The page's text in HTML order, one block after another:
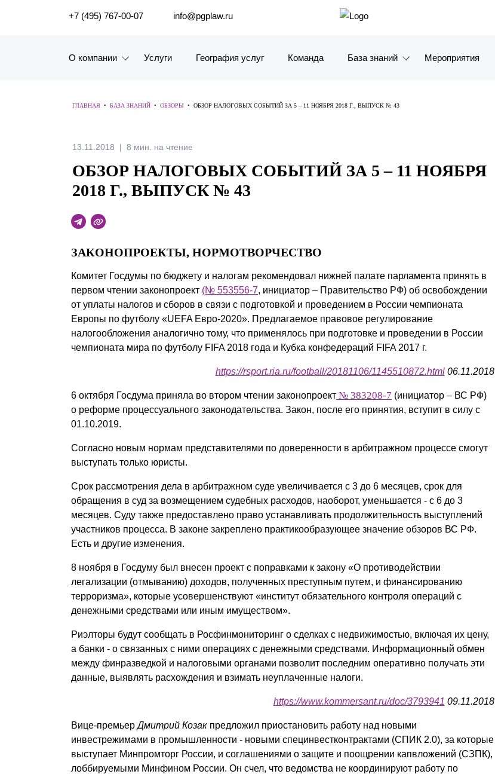
ПОИСК ПО САЙТУ
+7 (495) 767-00-07 info@pgplaw.ru
О компании
Наш опыт
Рейтинги, Награды, Цифры
Карьера
История компании
Почему «Пепеляев Групп»?
Обращение Управляющего
Партнера
Социальная
Услуги География услуг Команда База знаний
Видео
Презентации экспертов
Брошюры
Мероприятия
ГЛАВНАЯ • БАЗА ЗНАНИЙ • ОБЗОРЫ • ОБЗОР НАЛОГОВЫХ СОБЫТИЙ ЗА 5 – 11 НОЯБРЯ 2018 Г., ВЫПУСК № 43
13.11.2018 8 мин. на чтение
ОБЗОР НАЛОГОВЫХ СОБЫТИЙ ЗА 5 – 11 НОЯБРЯ
2018 Г., ВЫПУСК № 43
ЗАКОНОПРОЕКТЫ, НОРМОТВОРЧЕСТВО
Комитет Госдумы по бюджету и налогам рекомендовал нижней палате парламента принять в
первом чтении законопроект (№ 553556-7, инициатор – Правительство РФ) об освобождении
от уплаты налогов и сборов в связи с подготовкой и проведением в России чемпионата
Европы по футболу «UEFA Евро-2020». Предлагаемое правовое регулирование
налогообложения аналогично тому, что применялось при подготовке и проведении в России
чемпионата мира по футболу FIFA 2018 года и Кубка конфедераций FIFA 2017 г.
https://rsport.ria.ru/football/20181106/1145510872.html06.11.2018
6 октября Госдума приняла во втором чтении законопроект № 383208-7 (инициатор – ВС РФ)
о реформе процессуального законодательства. Закон, после его принятия, вступит в силу с
01.10.2019.
Согласно новым нормам представителями по доверенности в арбитражном процессе смогут
выступать только юристы.
Срок рассмотрения дела в арбитражном суде увеличивается с 3 до 6 месяцев, срок для
обращения в суд за возмещением судебных расходов, наоборот, уменьшается - с 6 до 3
месяцев. Суду также предоставлено право устанавливать продолжительность выступлений
участников процесса. В законе закреплено практикообразующее значение обзоров ВС РФ.
Есть и другие изменения.
8 ноября в Госдуму был внесен проект с поправками к закону «О противодействии
легализации (отмыванию) доходов, полученных преступным путем, и финансированию
терроризма», которые усовершенствуют «институт обязательного контроля операций с
денежными средствами или иным имуществом».
Риэлторы будут сообщать в Росфинмониторинг о сделках с недвижимостью, включая их цену,
а банки - о связанных с ними операциях с денежными средствами. Информационный обмен
между финразведкой и налоговыми органами позволит последним оперативно получать эти
данные, выявлять расхождения и взимать неуплаченные налоги.
https://www.kommersant.ru/doc/3793941 09.11.2018
Вице-премьерДмитрий Козак предложил приостановить работу над новыми
инвестрежимами в промышленности - новыми специнвестконтрактами (СПИК 2.0), за которые
выступает Минпромторг России, и соглашениями о защите и поощрении капвложений (СЗПК),
лоббируемыми Минфином России. Он счел, что ведомства не координируют работу по